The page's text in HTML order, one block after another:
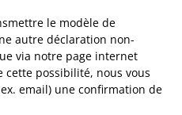
le modèle de
autre déclaration non-
via notre page internet
cette possibilité, nous vous
email) une confirmation de